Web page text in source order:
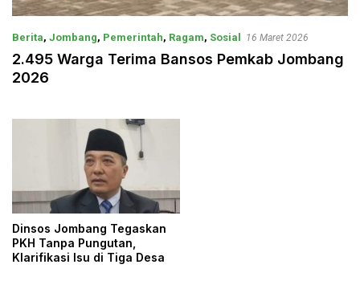
Berita, Jombang, Pemerintah, Ragam, Sosial 16 Maret 2026
2.495 Warga Terima Bansos Pemkab Jombang
2026
Dinsos Jombang Tegaskan
PKH Tanpa Pungutan,
Klarifikasi Isu di Tiga Desa